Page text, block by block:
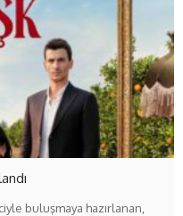
buluşmaya hazırlanan,